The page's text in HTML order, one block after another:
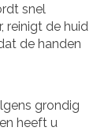
snel
reinigt de huid
de handen
grondig
heeft u